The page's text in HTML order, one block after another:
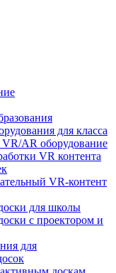
для класса
AR оборудование
VR контента
VR-контент
для школы
с проектором и
для